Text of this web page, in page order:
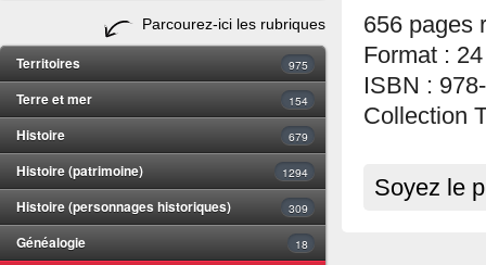
Parcourez-ici les rubriques
Territoires 975
Terre et mer 154
Histoire 679
Histoire (patrimoine) 1294
Histoire (personnages historiques) 309
Généalogie 18
656 pages
Format :
ISBN :
Collection
Soyez le